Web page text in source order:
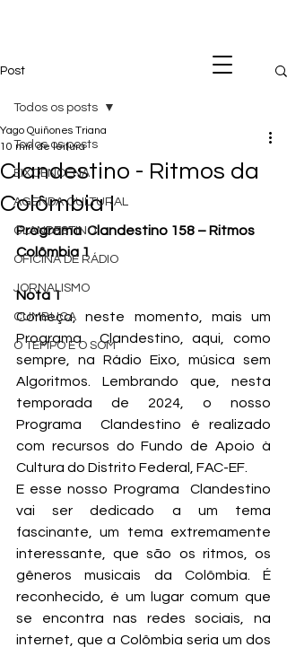
Post
Todos os posts
EIXOENCENA
AGENDA CULTURAL
CLANDESTINO
OFICINA DE RÁDIO
JORNALISMO
CUMBUCA
O TEMPO E O SOM
Todos os posts
Clandestino - Ritmos da
Colômbia I
Yago Quiñones Triana
10 min de leitura
Programa  Clandestino 158 – Ritmos
Colômbia 1
Nota 1
Começa, neste momento, mais um
Programa  Clandestino, aqui, como
sempre, na Rádio Eixo, música sem
Algoritmos. Lembrando que, nesta
temporada de 2024, o nosso
Programa  Clandestino é realizado
com recursos do Fundo de Apoio à
Cultura do Distrito Federal, FAC-EF.
E esse nosso Programa  Clandestino
vai ser dedicado a um tema
fascinante, um tema extremamente
interessante, que são os ritmos, os
gêneros musicais da Colômbia. É
reconhecido, é um lugar comum que
se encontra nas redes sociais, na
internet, que a Colômbia seria um dos